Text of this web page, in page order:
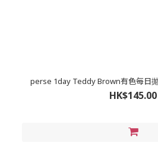
perse 1day Teddy Brown有色每日
HK$145.00